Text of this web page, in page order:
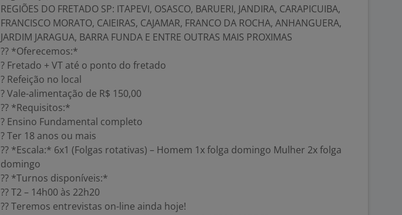
REGIÕES DO FRETADO SP: ITAPEVI, OSASCO, BARUERI, JANDIRA, CARAPICUIBA,
FRANCISCO MORATO, CAIEIRAS, CAJAMAR, FRANCO DA ROCHA, ANHANGUERA,
JARDIM JARAGUA, BARRA FUNDA E ENTRE OUTRAS MAIS PROXIMAS
?? *Oferecemos:*
? Fretado + VT até o ponto do fretado
? Refeição no local
? Vale-alimentação de R$ 150,00
?? *Requisitos:*
? Ensino Fundamental completo
? Ter 18 anos ou mais
?? *Escala:* 6x1 (Folgas rotativas) – Homem 1x folga domingo Mulher 2x folga
domingo
?? *Turnos disponíveis:*
?? T2 – 14h00 às 22h20
?? Teremos entrevistas on-line ainda hoje!